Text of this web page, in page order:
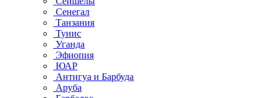
Сенегал
Танзания
Тунис
Уганда
Эфиопия
ЮАР
Антигуа и Барбуда
Аруба